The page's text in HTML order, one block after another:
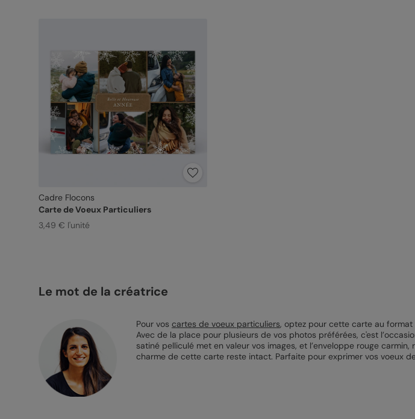
Cadre Flocons
Carte de Voeux Particuliers
3,49 € l'unité
Le mot de la créatrice
Pour vos cartes de voeux particuliers, optez pour cette carte au format
Avec de la place pour plusieurs de vos photos préférées, c'est
satiné pelliculé met en valeur vos images, et l’enveloppe rouge
charme de cette carte reste intact. Parfaite pour exprimer vos voeux